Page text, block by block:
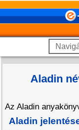
Aladin
Az Aladin
Aladin